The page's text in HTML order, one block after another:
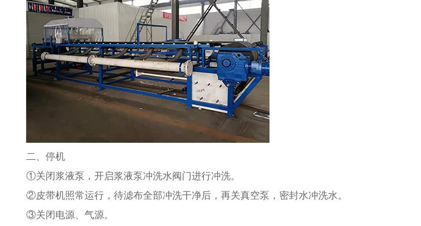
二、停机
①关闭浆液泵，开启浆液泵冲洗水阀门进行冲洗。
②皮带机照常运行，待滤布全部冲洗干净后，再关真空泵，密封水冲洗水。
③关闭电源、气源。